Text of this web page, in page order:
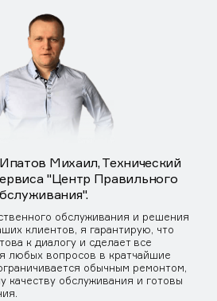
Михаил, Технический
"Центр Правильного
обслуживания и решения
клиентов, я гарантирую, что
к диалогу и сделает все
любых вопросов в кратчайшие
обычным ремонтом,
качеству обслуживания и готовы